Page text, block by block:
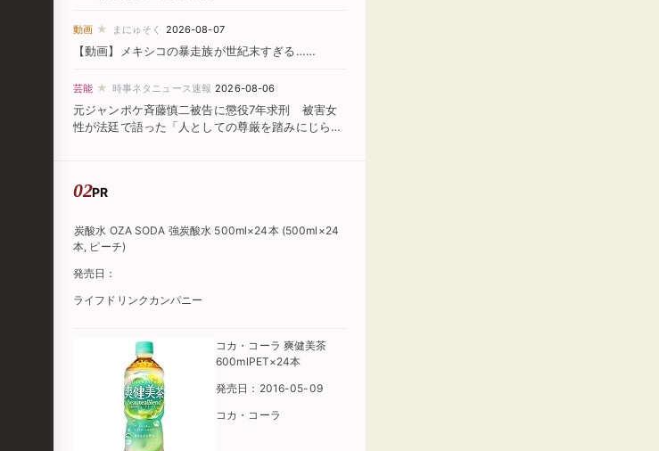
動画 ★ まにゅそく 2026-08-07
【動画】メキシコの暴走族が世紀末すぎる……
芸能 ★ 時事ネタニュース速報 2026-08-06
元ジャンポケ斉藤慎二被告に懲役7年求刑 被害女
性が法廷で語った「人としての尊厳を踏みにじられ
PR
炭酸水 OZA SODA 強炭酸水 500ml×24本 (500ml×24
本, ピーチ)
発売日：
ライフドリンクカンパニー
コカ・コーラ 爽健美茶
600mlPET×24本
発売日：2016-05-09
コカ・コーラ